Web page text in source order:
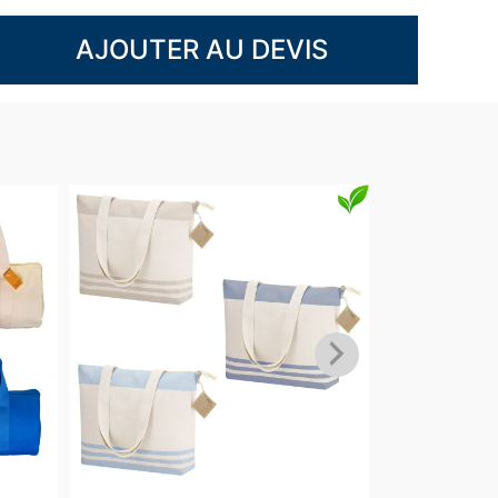
AJOUTER AU DEVIS